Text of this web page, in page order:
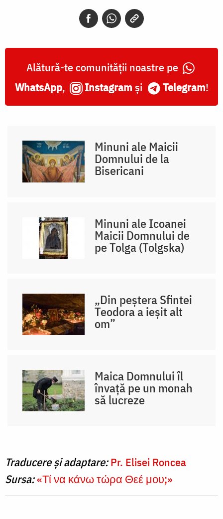
Alătură-te comunității noastre pe
WhatsApp, Instagram și Telegram!
Minuni ale Maicii
Domnului de la
Bisericani
Minuni ale Icoanei
Maicii Domnului de
pe Tolga (Tolgska)
„Din peștera Sfintei
Teodora a ieșit alt
om”
Maica Domnului îl
învață pe un monah
să lucreze
Traducere și adaptare:Pr. Elisei Roncea
Sursa:«Τί να κάνω τώρα Θεέ μου;»